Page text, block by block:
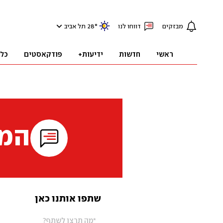
מבזקים דווחו לנו 28° תל אביב
ראשי חדשות ידיעות+ פודקאסטים
שתפו אותנו כאן